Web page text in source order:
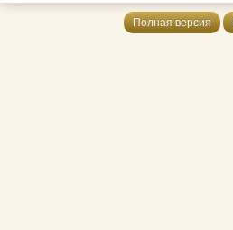
Полная версия